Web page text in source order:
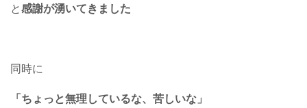
と感謝が湧いてきました
同時に
「ちょっと無理しているな、苦しいな」